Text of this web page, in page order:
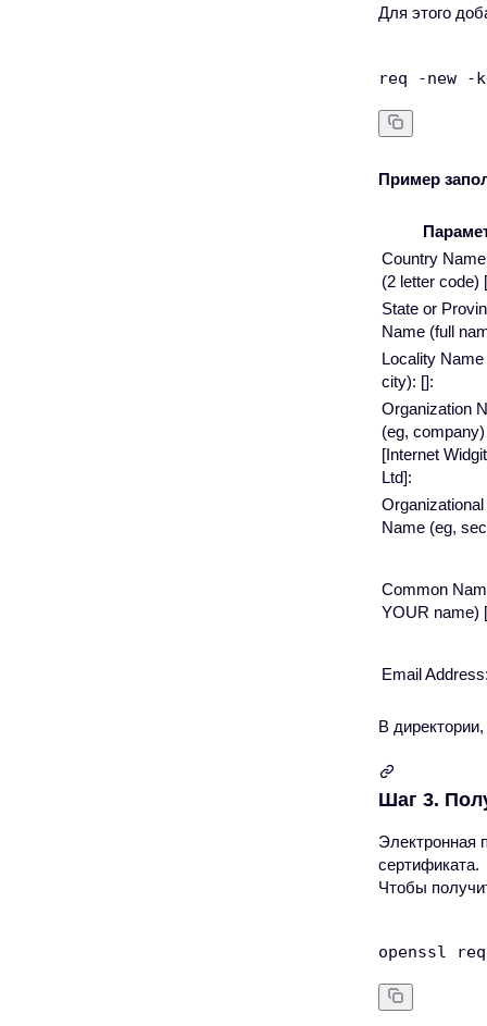
Для этого
Пример
Country Name
(2 letter code)
State or
Name (full
Locality Name
city): []:
Organization
(eg, company)
[Internet
Ltd]:
Name (eg,
Common
YOUR name)
Email
В
Шаг 3.
Электронная
сертификата.
Чтобы